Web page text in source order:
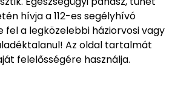
hívja a 112-es segélyhívó
fel a legközelebbi háziorvosi vagy
Az oldal tartalmát
felelősségére használja.